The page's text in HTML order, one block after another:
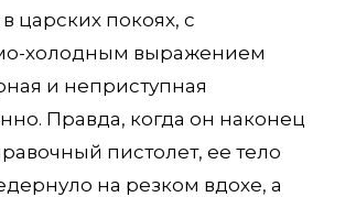
царских покоях, с
холодным выражением
и неприступная
Правда, когда он наконец
пистолет, ее тело
на резком вдохе, а